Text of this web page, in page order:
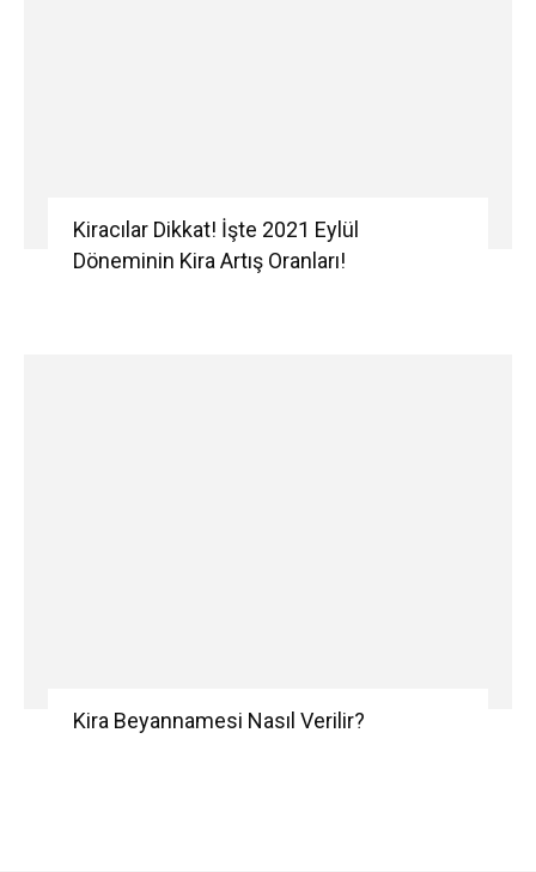
Kiracılar Dikkat! İşte 2021 Eylül
Döneminin Kira Artış Oranları!
Kira Beyannamesi Nasıl Verilir?